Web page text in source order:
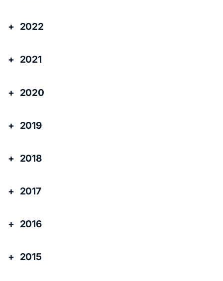
2022
2021
2020
2019
2018
2017
2016
2015